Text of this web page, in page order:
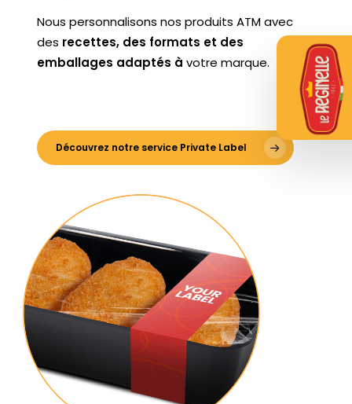
Nous personnalisons nos produits ATM avec
des recettes, des formats et des
emballages adaptés à votre marque.
Découvrez notre service Private Label